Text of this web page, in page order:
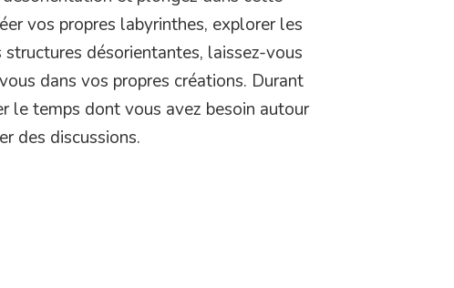
vos propres labyrinthes, explorer les
désorientantes, laissez-vous
dans vos propres créations. Durant
le temps dont vous avez besoin autour
des discussions.